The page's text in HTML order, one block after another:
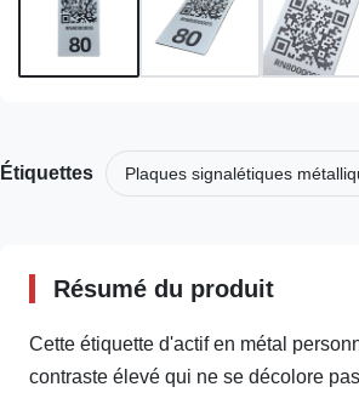
Étiquettes Plaques signalétiques
Résumé du produit
Cette étiquette d'actif en métal
contraste élevé qui ne se décolore